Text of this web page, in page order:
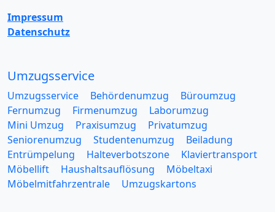
Impressum
Datenschutz
Umzugsservice
Umzugsservice Behördenumzug
Büroumzug
Fernumzug
Firmenumzug
Laborumzug
Mini Umzug
Praxisumzug
Privatumzug
Seniorenumzug
Studentenumzug
Beiladung
Entrümpelung
Halteverbotszone
Klaviertransport
Möbellift
Haushaltsauflösung
Möbeltaxi
Möbelmitfahrzentrale
Umzugskartons